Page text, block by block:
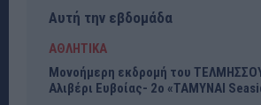
Αυτή την εβδομάδα
ΑΘΛΗΤΙΚΑ
Μονοήμερη εκδρομή του
Αλιβέρι Ευβοίας- 2ο «ΤΑΜΥΝΑΙ